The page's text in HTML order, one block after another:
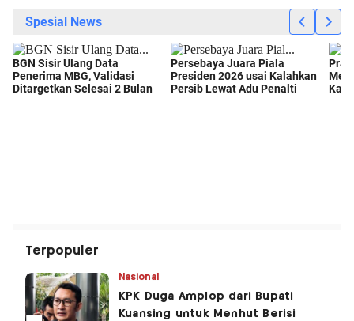
Terpopuler
Nasional
KPK Duga Amplop dari Bupati
Kuansing untuk Menhut Berisi